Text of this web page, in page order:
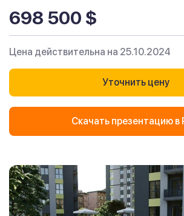
698 500 $
Цена действительна на 25.10.2024
Уточнить цену
Скачать презентацию в